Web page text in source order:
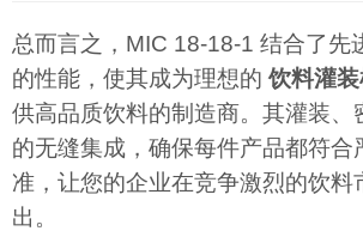
总而言之，MIC 18-18-1 结合了先
的性能，使其成为理想的 饮料灌
供高品质饮料的制造商。其灌装、
的无缝集成，确保每件产品都符合
准，让您的企业在竞争激烈的饮料
出。